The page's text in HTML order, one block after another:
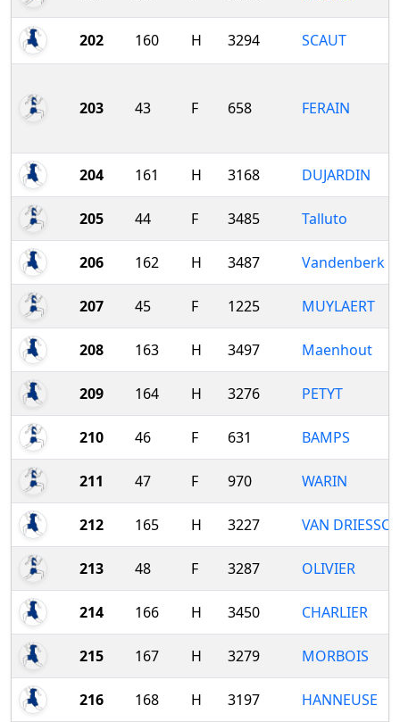
202 160 H 3294 SCAUT
203 43 F 658 FERAIN
204 161 H 3168 DUJARDIN
205 44 F 3485 Talluto
206 162 H 3487 Vandenberk
207 45 F 1225 MUYLAERT
208 163 H 3497 Maenhout
209 164 H 3276 PETYT
210 46 F 631 BAMPS
211 47 F 970 WARIN
212 165 H 3227 VAN
213 48 F 3287 OLIVIER
214 166 H 3450 CHARLIER
215 167 H 3279 MORBOIS
216 168 H 3197 HANNEUSE